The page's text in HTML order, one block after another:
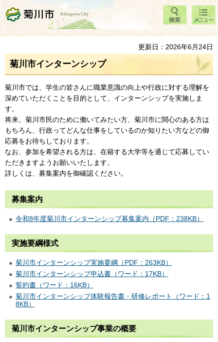
菊川市 検索
メニ
ュー
更新日：2026年6月24日
菊川市インターンシップ
菊川市では、学生の皆さんに職業意識の向上や行政に対する理解を
深めていただくことを目的として、インターンシップを実施しま
す。
将来、菊川市民のために働いてみたい方、菊川市に関心のある方は
もちろん、行政ってどんな仕事をしているのか知りたい方などの御
応募をお待ちしております。
なお、参加を希望される方は、在籍する大学等を通じて応募してい
ただきますようお願いいたします。
詳しくは、募集案内を御確認ください。
募集案内
令和8年度菊川市インターンシップ募集案内（PDF：238KB）
実施要綱様式
菊川市インターンシップ実施要綱（PDF：263KB）
菊川市インターンシップ申込書（ワード：17KB）
誓約書（ワード：16KB）
菊川市インターンシップ体験報告書・研修レポート（ワード：1
8KB）
菊川市インターンシップ事業の概要